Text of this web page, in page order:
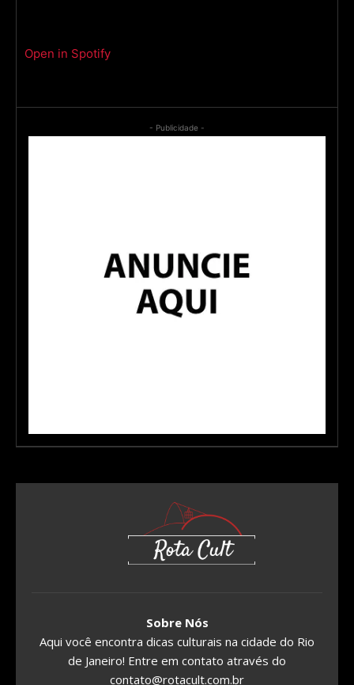
Open in Spotify
- Publicidade -
Sobre Nós
Aqui você encontra dicas culturais na cidade do Rio
de Janeiro! Entre em contato através do
contato@rotacult.com.br